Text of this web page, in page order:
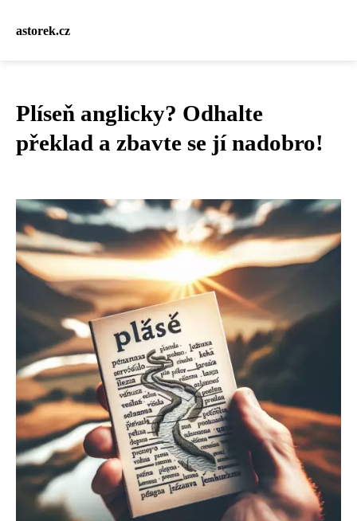
astorek.cz
Plíseň anglicky? Odhalte
překlad a zbavte se jí nadobro!